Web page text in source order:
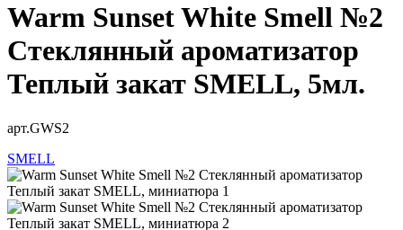
Warm Sunset White Smell №2
Стеклянный ароматизатор
Теплый закат SMELL, 5мл.
арт.GWS2
SMELL